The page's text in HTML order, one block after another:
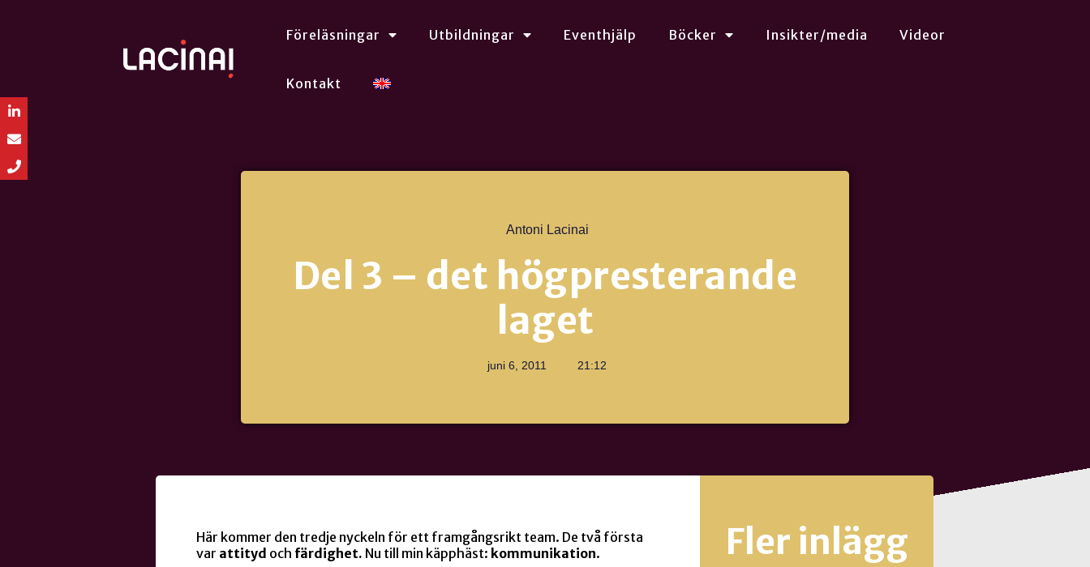
Föreläsningar Utbildningar Eventhjälp Böcker Insikter/media Videor
Kontakt
Antoni Lacinai
Del 3 – det högpresterande
laget
juni 6, 2011 21:12
Här kommer den tredje nyckeln för ett framgångsrikt team. De två första
var attityd och färdighet. Nu till min käpphäst: kommunikation.
Fler inlägg